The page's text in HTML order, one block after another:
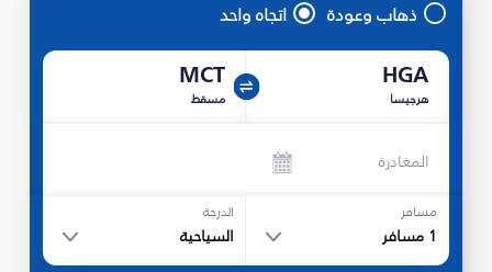
ذهاب وعودة اتجاه واحد
HGA
هرجيسا
MCT
مسقط
المغادرة
مسافر
1 مسافر
الدرجة
السياحية